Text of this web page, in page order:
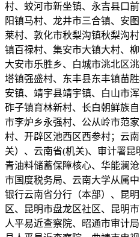
村、蛟河市新坐镇、永吉县口
阳镇马村、龙井市三合镇、安
莱村、敦化市秋梨沟镇秋梨沟
镇百禄村、集安市大镇大村、
大安市乐胜乡、白城市洮北区
塔镇强盛村、东丰县东丰镇苗
安镇、靖宇县靖宇镇、白山市
砟子镇育林新村、长白朝鲜族
市李炉乡永强村、公从岭市范
村、开辟区池西区西参村；云
关）、云南省(机关)、审计署
青油料储蓄保障核心、华能澜
市国度税务局、云南大学从属
银行云南省分行（本部）、昆
区、昆明市盘龙区社区、昆明
人平易近查察院、昭通市审计